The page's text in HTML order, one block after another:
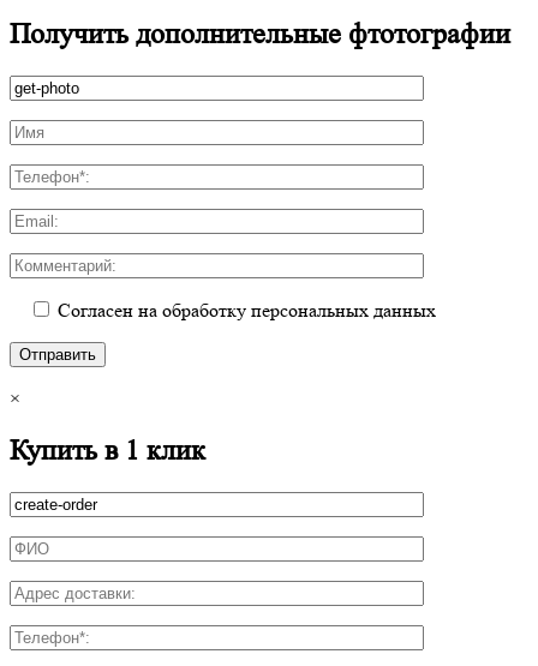
Получить дополнительные фтотографии
Согласен на обработку персональных данных
×
Купить в 1 клик